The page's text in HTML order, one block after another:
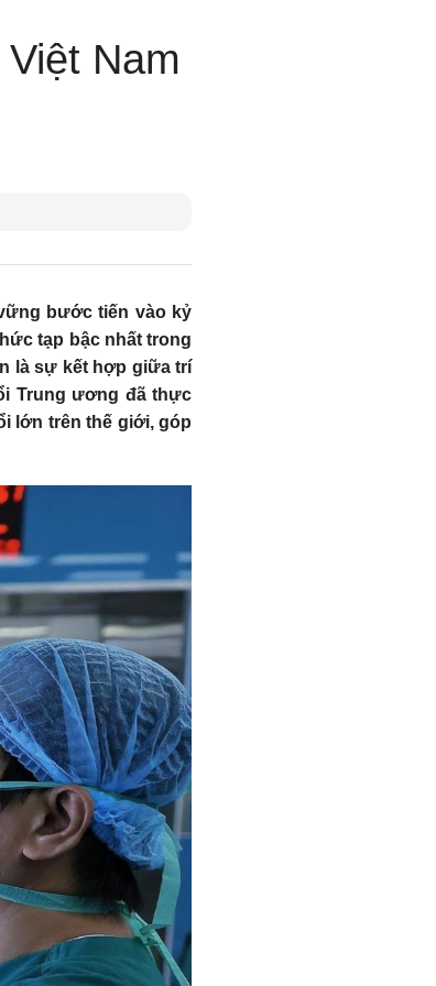
Nam
bước tiến vào kỷ
tạp bậc nhất trong
là sự kết hợp giữa trí
Trung ương đã thực
lớn trên thế giới, góp